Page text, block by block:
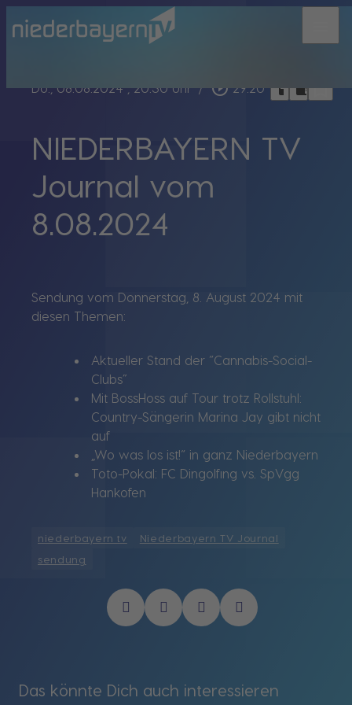
Do., 08.08.2024, 20:30 Uhr / play_circle_outline 29:20 headphoneschrome_reader_modebookmark_border
NIEDERBAYERN TV
Journal vom
8.08.2024
Sendung vom Donnerstag, 8. August 2024 mit
diesen Themen:
Aktueller Stand der “Cannabis-Social-
Clubs”
Mit BossHoss auf Tour trotz Rollstuhl:
Country-Sängerin Marina Jay gibt nicht
auf
„Wo was los ist!“ in ganz Niederbayern
Toto-Pokal: FC Dingolfing vs. SpVgg
Hankofen
niederbayern tv
Niederbayern TV Journal
sendung
Das könnte Dich auch interessieren